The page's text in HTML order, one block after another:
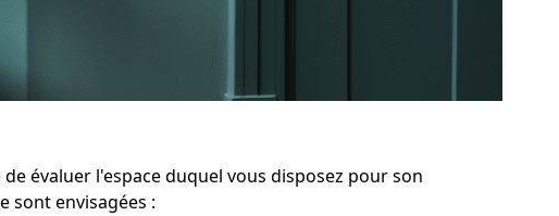
évaluer l'espace duquel vous disposez pour son
sont envisagées :